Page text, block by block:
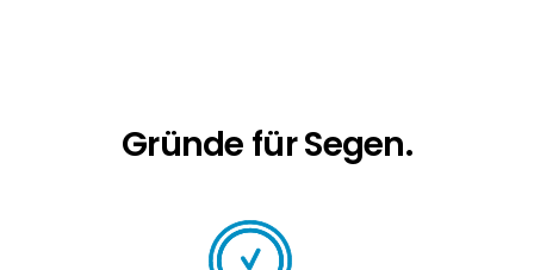
Produkt- und Brancheninformationen sind,
Gründe für Segen.